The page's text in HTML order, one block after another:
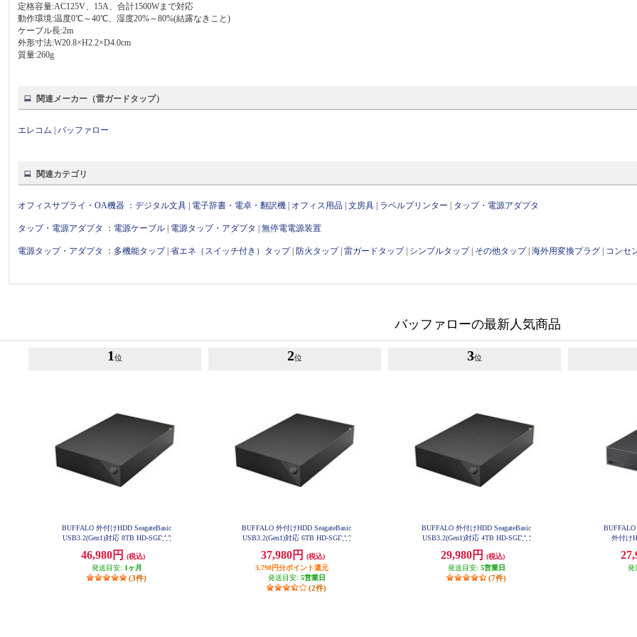
定格容量:AC125V、15A、合計1500Wまで対応
動作環境:温度0℃～40℃、湿度20%～80%(結露なきこと)
ケーブル長:2m
外形寸法:W20.8×H2.2×D4.0cm
質量:260g
関連メーカー（雷ガードタップ）
エレコム |バッファロー
関連カテゴリ
オフィスサプライ・OA機器 ：デジタル文具 電子辞書・電卓・翻訳機 オフィス用品 |文房具 ラベルプリンター タップ・電源アダプタ
タップ・電源アダプタ ： 電源ケーブル 電源タップ・アダプタ |無停電電源装置
電源タップ・アダプタ ： 多機能タップ|省エネ（スイッチ付き）タップ| 防火タップ|雷ガードタップ| シンプルタップ| その他タップ|海外用変換プラグ コンセ
バッファローの最新人気商品
1 位
BUFFALO 外付けHDD SeagateBasic
USB3.2(Gen1)対応 8TB HD-SGDA8
46,980円
(税込)
発送目安: 1ヶ月
(3件)
2位
BUFFALO 外付けHDD SeagateBasic
USB3.2(Gen1)対応 6TB HD-SGDA6
37,980円
(税込)
3,798円分ポイント還元
発送目安: 5営業日
(2件)
3位
BUFFALO 外付けHDD SeagateBasic
USB3.2(Gen1)対応 4TB HD-SGDA4
29,980円
(税込)
発送目安: 5営業日
(7件)
BUFFALO
外付け
発